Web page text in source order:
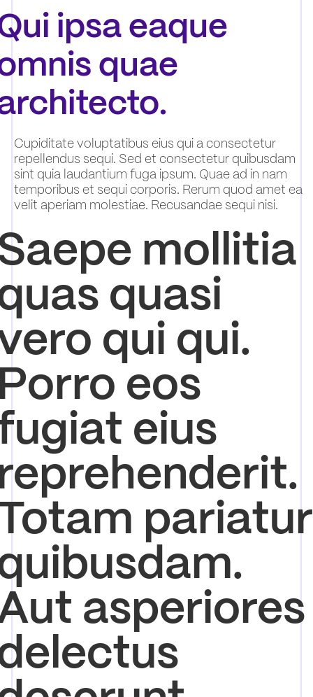
ipsa eaque
quae
Cupiditate voluptatibus eius qui a consectetur
repellendus sequi. Sed et consectetur quibusdam
sint quia laudantium fuga ipsum. Quae ad in nam
temporibus et sequi corporis. Rerum quod amet ea
velit aperiam molestiae. Recusandae sequi nisi.
mollitia
quasi
qui qui.
eos
eius
pariatur
asperiores